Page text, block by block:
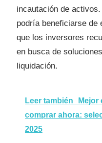
incautación de activos.
podría beneficiarse de
que los inversores
en busca de
liquidación.
Leer también
Mejor
comprar ahora:
2025